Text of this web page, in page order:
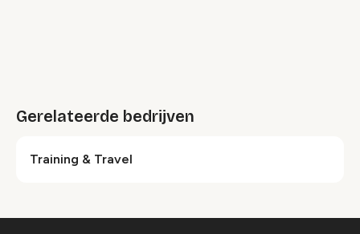
Gerelateerde bedrijven
Training & Travel